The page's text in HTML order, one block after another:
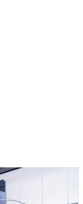
イターの青春〜
れるマンガ家・田中圭
ンガです。